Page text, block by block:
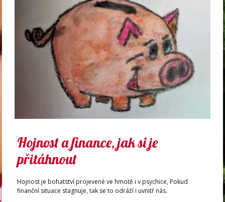
Hojnost a finance, jak si je
přitáhnout
Hojnost je bohatství projevené ve hmotě i v psychice, Pokud
finanční situace stagnuje, tak se to odráží i uvnitř nás.